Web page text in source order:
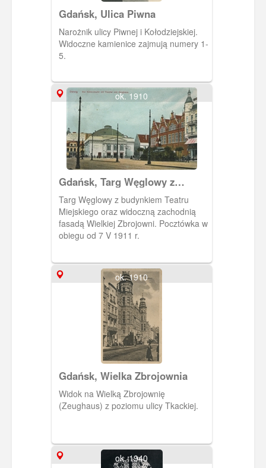
Gdańsk, Ulica Piwna
Narożnik ulicy Piwnej i Kołodziejskiej.
Widoczne kamienice zajmują numery 1-
5.
ok. 1910
Gdańsk, Targ Węglowy z
Teatrem i Wielką Zbrojownią,
Danzig Kohlenmarkt mit Theater
u. Zeughaus
Targ Węglowy z budynkiem Teatru
Miejskiego oraz widoczną zachodnią
fasadą Wielkiej Zbrojowni. Pocztówka w
obiegu od 7 V 1911 r.
ok. 1910
Gdańsk, Wielka Zbrojownia
Widok na Wielką Zbrojownię
(Zeughaus) z poziomu ulicy Tkackiej.
ok. 1940